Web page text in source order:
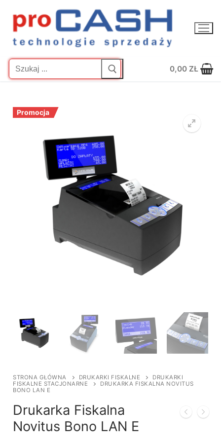
treści
0,00 ZŁ
Promocja
STRONA GŁÓWNA DRUKARKI FISKALNE
DRUKARKI
FISKALNE STACJONARNE
DRUKARKA FISKALNA NOVITUS
BONO LAN E
Drukarka Fiskalna
Novitus Bono LAN E